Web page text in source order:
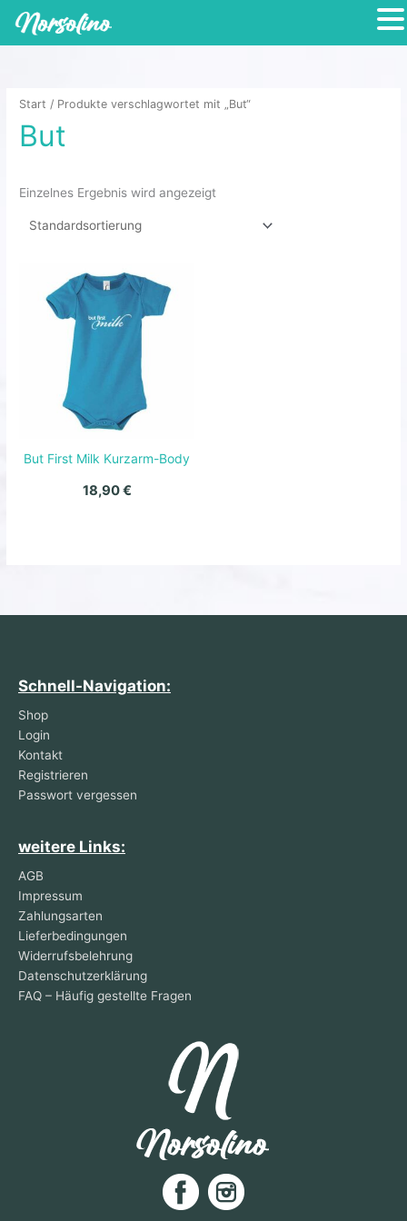
Zum
Start / Produkte verschlagwortet mit „But“
But
Einzelnes Ergebnis wird angezeigt
But First Milk Kurzarm-Body
18,90€
Schnell-Navigation:
Shop
Login
Kontakt
Registrieren
Passwort vergessen
weitere Links:
AGB
Impressum
Zahlungsarten
Lieferbedingungen
Widerrufsbelehrung
Datenschutzerklärung
FAQ – Häufig gestellte Fragen